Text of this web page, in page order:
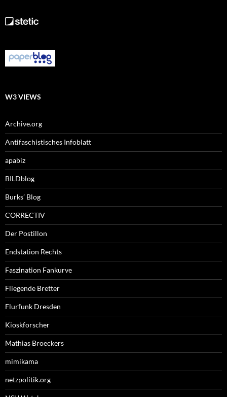
W3 VIEWS
Archive.org
Antifaschistisches Infoblatt
apabiz
BILDblog
Burks’ Blog
CORRECTIV
Der Postillon
Endstation Rechts
Faszination Fankurve
Fliegende Bretter
Flurfunk Dresden
Kioskforscher
Mathias Broeckers
mimikama
netzpolitik.org